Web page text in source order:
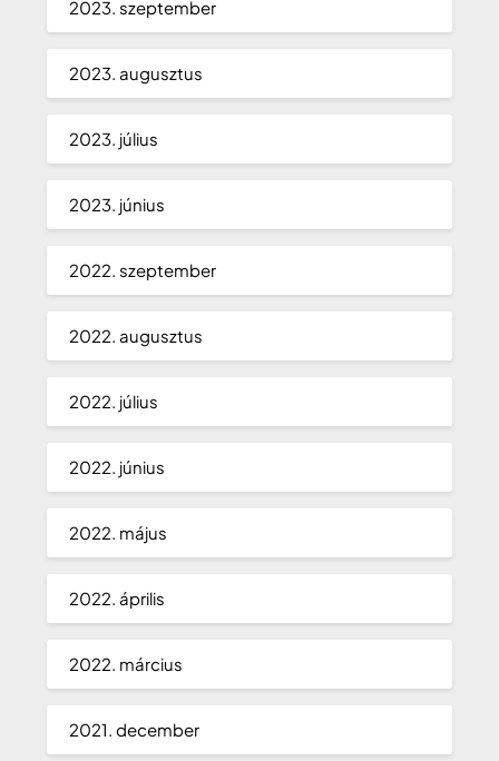
2023. szeptember
2023. augusztus
2023. július
2023. június
2022. szeptember
2022. augusztus
2022. július
2022. június
2022. május
2022. április
2022. március
2021. december